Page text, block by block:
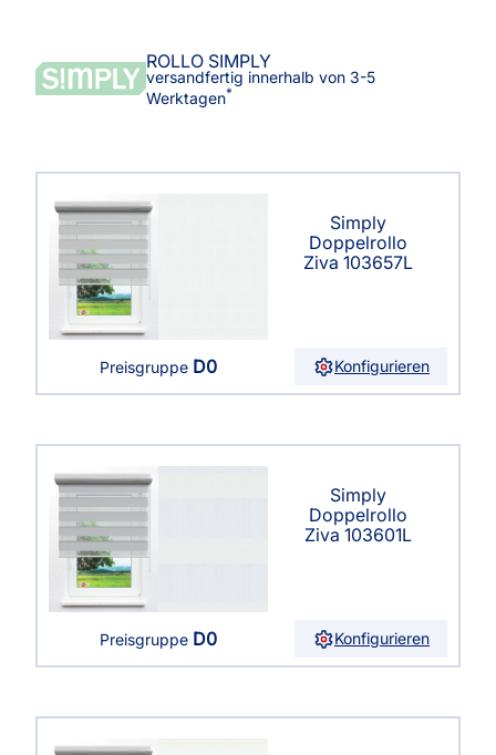
ROLLO SIMPLY
versandfertig innerhalb von 3-5
Werktagen*
Simply
Doppelrollo
Ziva 103657L
Preisgruppe D0 Konfigurieren
Simply
Doppelrollo
Ziva 103601L
Preisgruppe D0 Konfigurieren